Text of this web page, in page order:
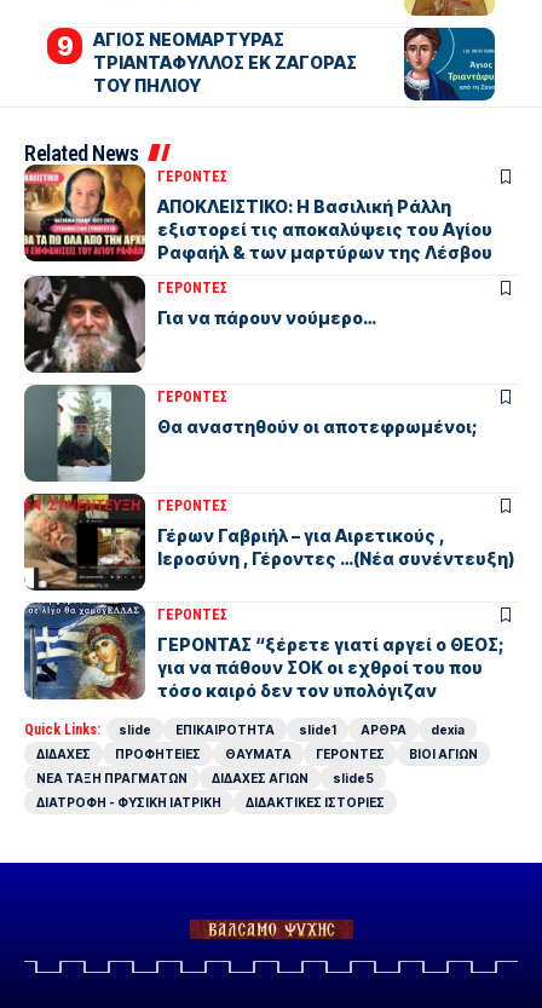
ΑΓΙΟΣ ΝΕΟΜΑΡΤΥΡΑΣ
ΤΡΙΑΝΤΑΦΥΛΛΟΣ ΕΚ ΖΑΓΟΡΑΣ
ΤΟΥ ΠΗΛΙΟΥ
Related News
ΓΕΡΟΝΤΕΣ
ΑΠΟΚΛΕΙΣΤΙΚΟ: Η Βασιλική Ράλλη
εξιστορεί τις αποκαλύψεις του Αγίου
Ραφαήλ & των μαρτύρων της Λέσβου
ΓΕΡΟΝΤΕΣ
Για να πάρουν νούμερο…
ΓΕΡΟΝΤΕΣ
Θα αναστηθούν οι αποτεφρωμένοι;
ΓΕΡΟΝΤΕΣ
Γέρων Γαβριήλ – για Αιρετικούς ,
Ιεροσύνη , Γέροντες …(Νέα συνέντευξη)
ΓΕΡΟΝΤΕΣ
ΓΕΡΟΝΤΑΣ “ξέρετε γιατί αργεί ο ΘΕΟΣ;
για να πάθουν ΣΟΚ οι εχθροί του που
τόσο καιρό δεν τον υπολόγιζαν
Quick Links: slide ΕΠΙΚΑΙΡΟΤΗΤΑ slide1 ΑΡΘΡΑ
dexia
ΔΙΔΑΧΕΣ
ΠΡΟΦΗΤΕΙΕΣ ΘΑΥΜΑΤΑ ΓΕΡΟΝΤΕΣ
ΒΙΟΙ ΑΓΙΩΝ
ΝΕΑ ΤΑΞΗ ΠΡΑΓΜΑΤΩΝ
ΔΙΔΑΧΕΣ ΑΓΙΩΝ
slide5
ΔΙΑΤΡΟΦΗ - ΦΥΣΙΚΗ ΙΑΤΡΙΚΗ
ΔΙΔΑΚΤΙΚΕΣ ΙΣΤΟΡΙΕΣ